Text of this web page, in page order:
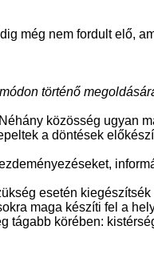
még nem fordult elő,
történő
közösség ugyan
a döntések
esetén
maga készíti fel a
tágabb körében: